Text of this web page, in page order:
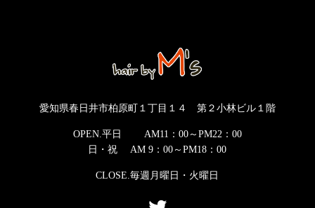
愛知県春日井市柏原町１丁目１４ 第２小林ビル１階
OPEN.平日 AM11：00～PM22：00
日・祝 AM 9：00～PM18：00
CLOSE.毎週月曜日・火曜日